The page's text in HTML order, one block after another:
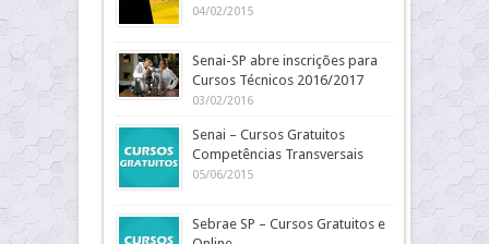
04/02/2015
Senai-SP abre inscrições para
Cursos Técnicos 2016/2017
03/02/2016
Senai – Cursos Gratuitos
Competências Transversais
05/06/2015
Sebrae SP – Cursos Gratuitos e